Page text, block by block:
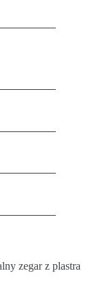
zegar z plastra